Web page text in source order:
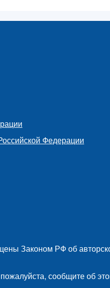
Федерации
Законом РФ об
сообщите об